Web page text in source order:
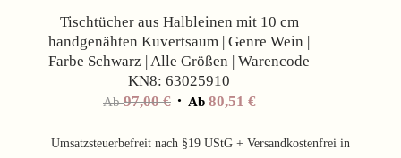
Tischtücher aus Halbleinen mit 10 cm
handgenähten Kuvertsaum | Genre Wein |
Farbe Schwarz | Alle Größen | Warencode
KN8: 63025910
Ab97,00€ Ab 80,51 €
Umsatzsteuerbefreit nach §19 UStG + Versandkostenfrei in